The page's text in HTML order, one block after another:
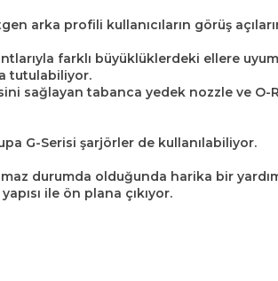
arka profili kullanıcıların görüş
farklı büyüklüklerdeki ellere
tutulabiliyor.
sağlayan tabanca yedek nozzle ve O-
G-Serisi şarjörler de kullanılabiliyor.
durumda olduğunda harika bir
ile ön plana çıkıyor.